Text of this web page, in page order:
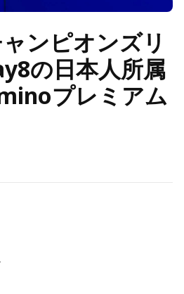
ンピオンズリ
の日本人所属
プレミアム